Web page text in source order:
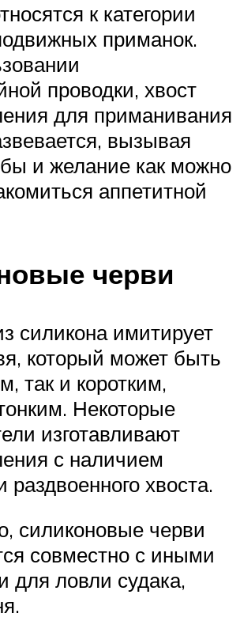
к категории
приманок.
проводки, хвост
для приманивания
вызывая
и желание как можно
аппетитной
черви
силикона имитирует
который может быть
так и коротким,
Некоторые
изготавливают
с наличием
раздвоенного хвоста.
силиконовые черви
совместно с иными
для ловли судака,